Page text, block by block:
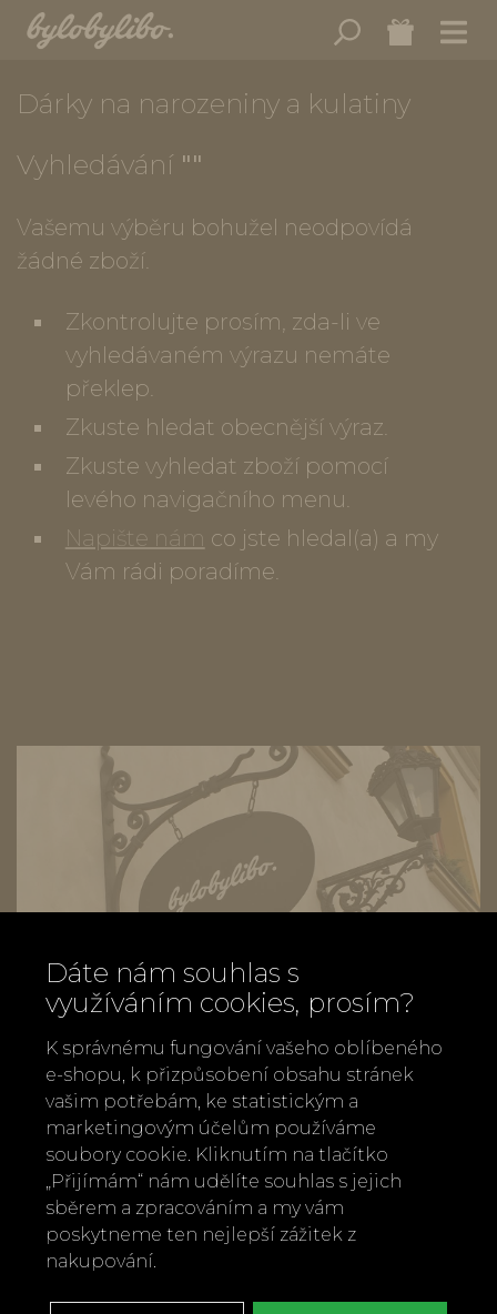
Dárky na narozeniny a kulatiny
Vyhledávání ""
Vašemu výběru bohužel neodpovídá
žádné zboží.
Zkontrolujte prosím, zda-li ve
vyhledávaném výrazu nemáte
překlep.
Zkuste hledat obecnější výraz.
Zkuste vyhledat zboží pomocí
levého navigačního menu.
Napište nám co jste hledal(a) a my
Vám rádi poradíme.
Zavolejte nám
+420 737 886 915
Napište nám
info@bylobylibo.cz
Dáte nám souhlas s
využíváním cookies, prosím?
K správnému fungování vašeho oblíbeného
e-shopu, k přizpůsobení obsahu stránek
vašim potřebám, ke statistickým a
marketingovým účelům používáme
soubory cookie. Kliknutím na tlačítko
„Přijímám“ nám udělíte souhlas s jejich
sběrem a zpracováním a my vám
poskytneme ten nejlepší zážitek z
nakupování.